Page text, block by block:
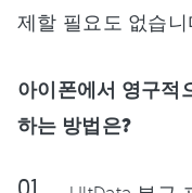
제할 필요도 없습니
아이폰에서 영구적
하는 방법은?